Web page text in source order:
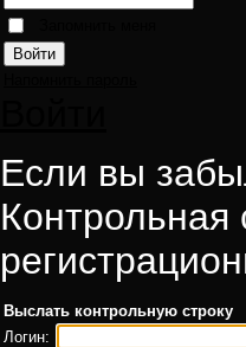
Если вы
Выслать контрольную строку
Логин: